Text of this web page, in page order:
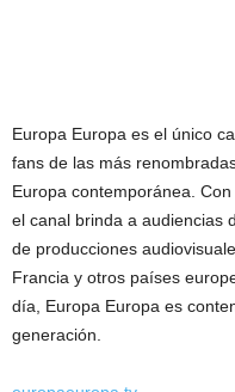
Europa Europa es el único
fans de las más
Europa contemporánea.
el canal brinda a audiencias
de producciones
Francia y otros países
día, Europa Europa es
generación.